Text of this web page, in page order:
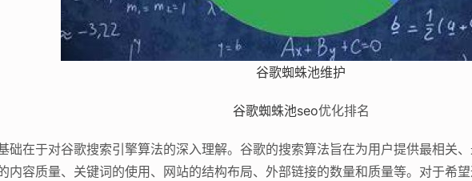
谷歌蜘蛛池维护
谷歌蜘蛛池seo优化排名
础在于对谷歌搜索引擎算法的深入理解。谷歌的搜索算法旨在为用户提供最相关
内容质量、关键词的使用、网站的结构布局、外部链接的数量和质量等。对于希